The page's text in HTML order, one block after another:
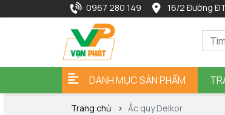
0967 280 149 16/2 Đường
DANH MỤC SẢN PHẨM
Trang chủ Ắc quy Delkor